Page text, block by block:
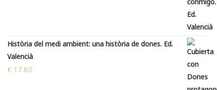
Història del medi ambient: una història de dones. Ed.
Valencià
€ 17.80